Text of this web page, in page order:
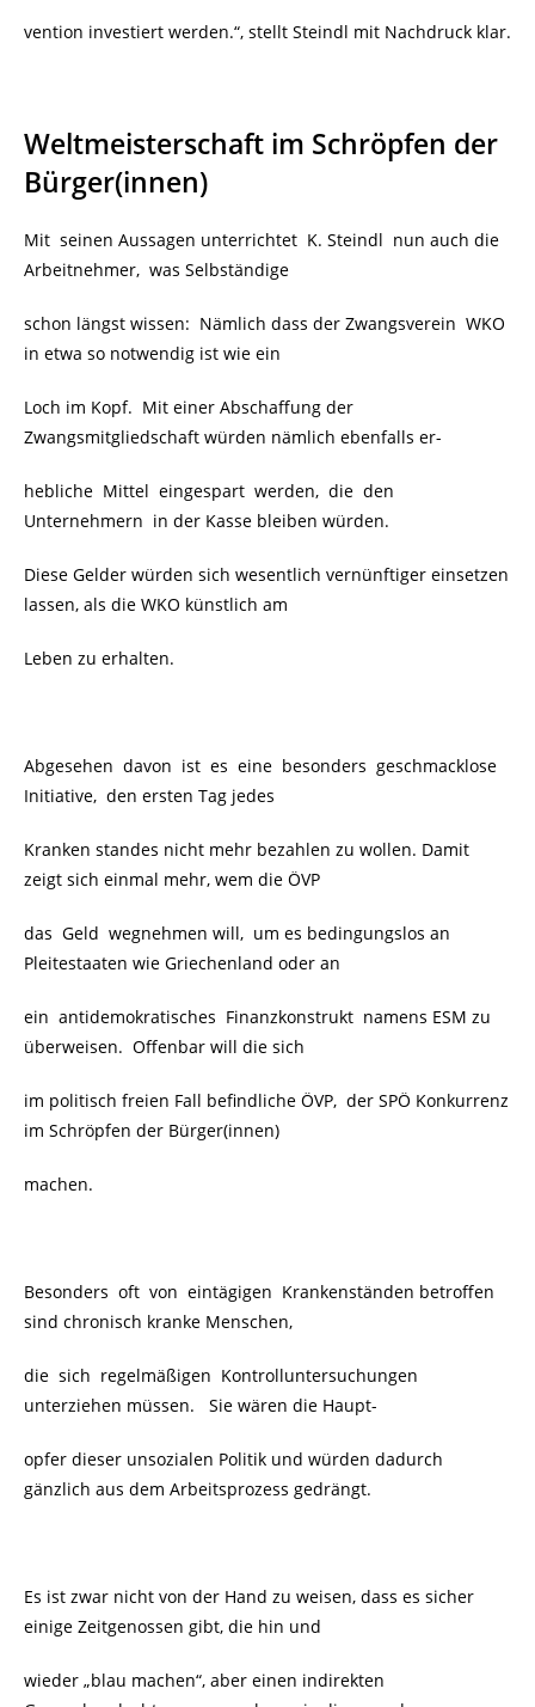
vention investiert werden.“, stellt Steindl mit Nachdruck klar.
Weltmeisterschaft im Schröpfen der
Bürger(innen)
Mit seinen Aussagen unterrichtet K. Steindl nun auch die
Arbeitnehmer, was Selbständige
schon längst wissen: Nämlich dass der Zwangsverein WKO
in etwa so notwendig ist wie ein
Loch im Kopf. Mit einer Abschaffung der
Zwangsmitgliedschaft würden nämlich ebenfalls er-
hebliche Mittel eingespart werden, die den
Unternehmern in der Kasse bleiben würden.
Diese Gelder würden sich wesentlich vernünftiger einsetzen
lassen, als die WKO künstlich am
Leben zu erhalten.
Abgesehen davon ist es eine besonders geschmacklose
Initiative, den ersten Tag jedes
Kranken standes nicht mehr bezahlen zu wollen. Damit
zeigt sich einmal mehr, wem die ÖVP
das Geld wegnehmen will, um es bedingungslos an
Pleitestaaten wie Griechenland oder an
ein antidemokratisches Finanzkonstrukt namens ESM zu
überweisen. Offenbar will die sich
im politisch freien Fall befindliche ÖVP, der SPÖ Konkurrenz
im Schröpfen der Bürger(innen)
machen.
Besonders oft von eintägigen Krankenständen betroffen
sind chronisch kranke Menschen,
die sich regelmäßigen Kontrolluntersuchungen
unterziehen müssen. Sie wären die Haupt-
opfer dieser unsozialen Politik und würden dadurch
gänzlich aus dem Arbeitsprozess gedrängt.
Es ist zwar nicht von der Hand zu weisen, dass es sicher
einige Zeitgenossen gibt, die hin und
wieder „blau machen“, aber einen indirekten